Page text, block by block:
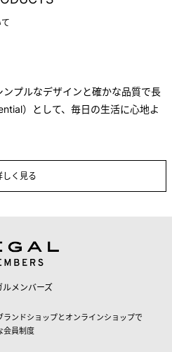
プルなデザインと確かな品質で長
）として、毎日の生活に心地よ
しく見る
ルメンバーズ
ンドショップとオンラインショップで
会員制度